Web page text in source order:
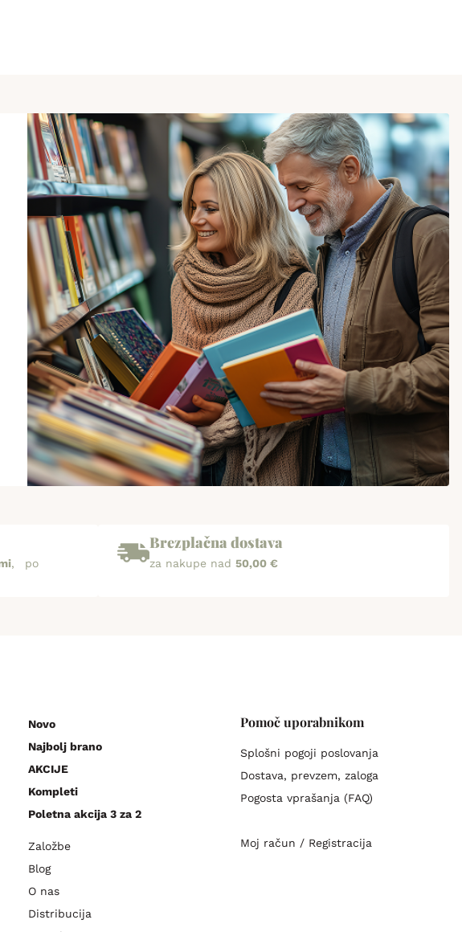
, po
Brezplačna dostava
za nakupe nad 50,00 €
Novo
Najbolj brano
AKCIJE
Kompleti
Poletna akcija 3 za 2
Založbe
Blog
O nas
Distribucija
Pomoč uporabnikom
Splošni pogoji poslovanja
Dostava, prevzem, zaloga
Pogosta vprašanja (FAQ)
Moj račun / Registracija